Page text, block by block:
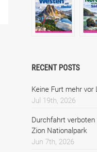
RECENT POSTS
Keine Furt mehr vor
Jul 19th, 2026
Durchfahrt
Zion Nationalpark
Jun 7th, 2026